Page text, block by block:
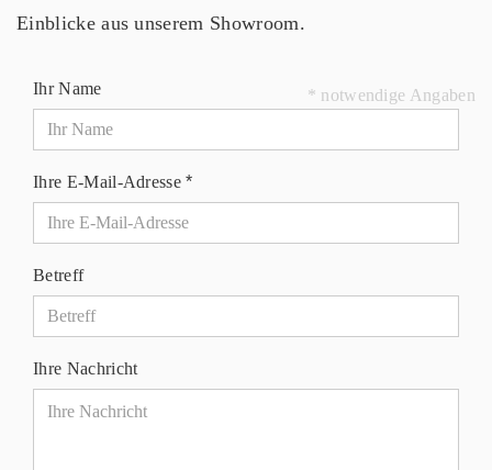
Einblicke aus unserem Showroom.
Ihr Name
Ihre E-Mail-Adresse
Betreff
Ihre Nachricht
* notwendige Angaben